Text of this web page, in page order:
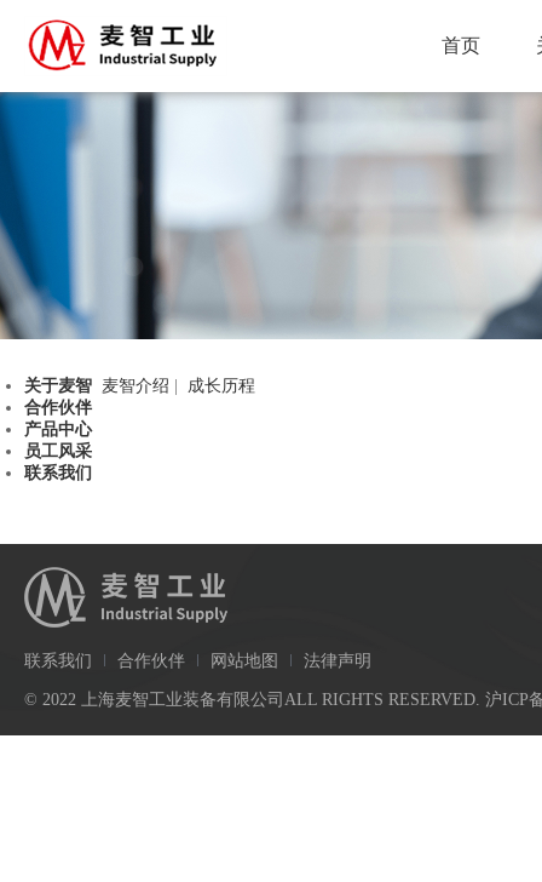
首页
关于麦智 麦智介绍 | 成长历程
合作伙伴
产品中心
员工风采
联系我们
联系我们 合作伙伴 网站地图 法律声明
© 2022 上海麦智工业装备有限公司ALL RIGHTS RESERVED. 沪ICP